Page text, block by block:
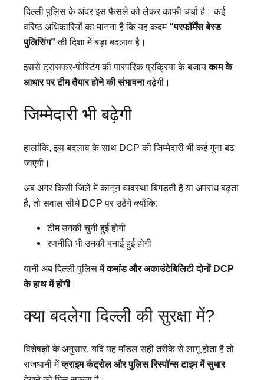
दिल्ली पुलिस के अंदर इस फैसले को लेकर काफी चर्चा है। कई
वरिष्ठ अधिकारियों का मानना है कि यह कदम “परफॉर्मेंस बेस्ड
पुलिसिंग” की दिशा में बड़ा बदलाव है।
इससे ट्रांसफर-पोस्टिंग की पारंपरिक प्रक्रिया के बजायकाम के
आधार पर टीम तैयार होने की संभावनाबढ़ेगी।
जिम्मेदारी भी बढ़ेगी
हालांकि, इस बदलाव के साथ DCP की जिम्मेदारी भी कई गुना बढ़
जाएगी।
अब अगर किसी जिले में कानून व्यवस्था बिगड़ती है या अपराध बढ़ता
है, तो सवाल सीधे DCP पर उठेंगे क्योंकि:
टीम उनकी चुनी हुई होगी
रणनीति भी उनकी बनाई हुई होगी
यानी अब दिल्ली पुलिस मेंकमांड और अकाउंटेबिलिटी दोनों DCP
के हाथ में होंगी।
क्या बदलेगा दिल्ली की सुरक्षा में?
विशेषज्ञों के अनुसार, यदि यह मॉडल सही तरीके से लागू होता है तो
राजधानी मेंक्राइम कंट्रोल और पुलिस रिस्पॉन्स टाइम में सुधार